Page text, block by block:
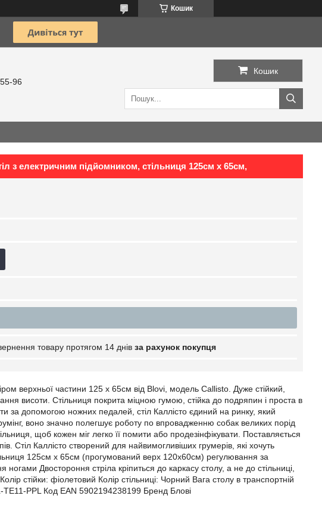
Кошик
96
Кошик
з електричним підйомником, стільниця 125см х 65см,
товару протягом 14 днів за рахунок покупця
верхньої частини 125 х 65см від Blovi, модель Callisto. Дуже стійкий,
висоти. Стільниця покрита міцною гумою, стійка до подряпин і проста в
за допомогою ножних педалей, стіл Каллісто єдиний на ринку, який
воно значно полегшує роботу по впровадженню собак великих порід
щоб кожен міг легко її помити або продезінфікувати. Поставляється
Стіл Каллісто створений для найвимогливіших грумерів, які хочуть
125см х 65см (прогумований верх 120х60см) регулювання за
Двостороння стріла кріпиться до каркасу столу, а не до стільниці,
стійки: фіолетовий Колір стільниці: Чорний Вага столу в транспортній
TE11-PPL Код EAN 5902194238199 Бренд Блові